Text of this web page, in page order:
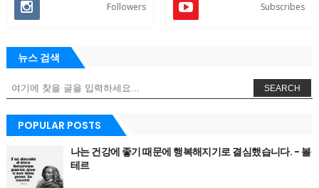
Followers Subscribes
뉴스 검색
SEARCH
POPULAR POSTS
나는 건강에 좋기 때문에 행복해지기로 결심했습니다. - 볼
테르